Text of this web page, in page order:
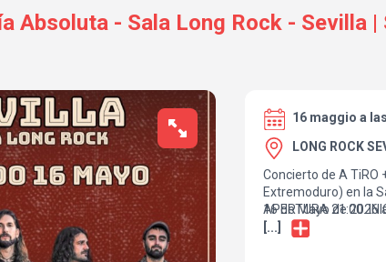
Absoluta - Sala Long Rock - Sevilla |
16 maggio a
LONG ROCK
Concierto de A TiRO
Extremoduro) en la
16 de Mayo de 2026
APERTURA 21:00.
[...]